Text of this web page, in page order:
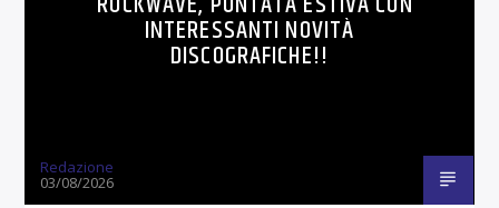
INTERESSANTI NOVITÀ
DISCOGRAFICHE!!
Redazione
03/08/2026